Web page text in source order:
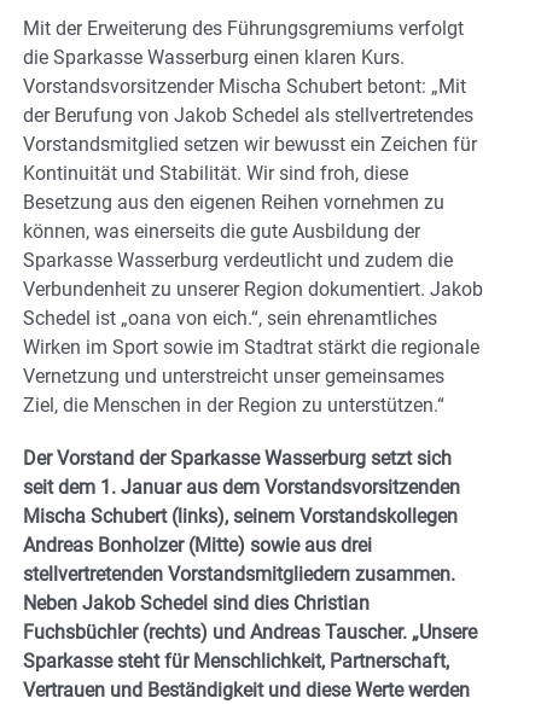
Mit der Erweiterung des Führungsgremiums verfolgt
die Sparkasse Wasserburg einen klaren Kurs.
Vorstandsvorsitzender Mischa Schubert betont: „Mit
der Berufung von Jakob Schedel als stellvertretendes
Vorstandsmitglied setzen wir bewusst ein Zeichen für
Kontinuität und Stabilität. Wir sind froh, diese
Besetzung aus den eigenen Reihen vornehmen zu
können, was einerseits die gute Ausbildung der
Sparkasse Wasserburg verdeutlicht und zudem die
Verbundenheit zu unserer Region dokumentiert. Jakob
Schedel ist „oana von eich.“, sein ehrenamtliches
Wirken im Sport sowie im Stadtrat stärkt die regionale
Vernetzung und unterstreicht unser gemeinsames
Ziel, die Menschen in der Region zu unterstützen.“
Der Vorstand der Sparkasse Wasserburg setzt sich
seit dem 1. Januar aus dem Vorstandsvorsitzenden
Mischa Schubert (links), seinem Vorstandskollegen
Andreas Bonholzer (Mitte) sowie aus drei
stellvertretenden Vorstandsmitgliedern zusammen.
Neben Jakob Schedel sind dies Christian
Fuchsbüchler (rechts) und Andreas Tauscher. „Unsere
Sparkasse steht für Menschlichkeit, Partnerschaft,
Vertrauen und Beständigkeit und diese Werte werden